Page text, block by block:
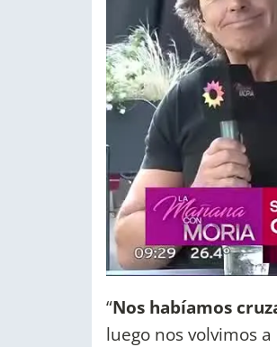
“Nos habíamos
luego nos volvimos